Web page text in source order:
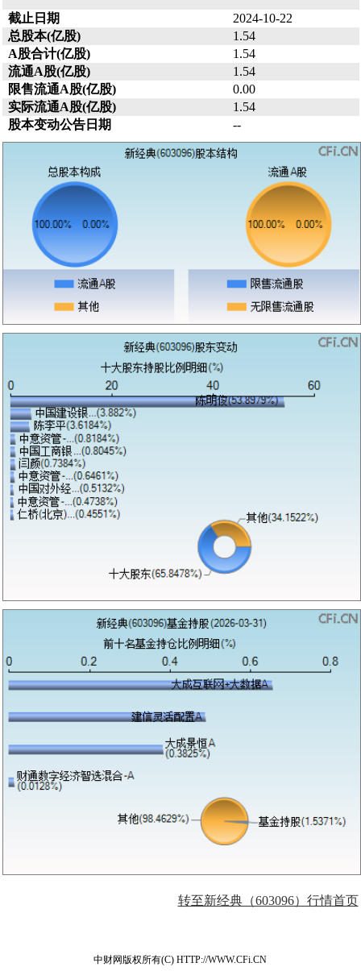
截止日期
2024-10-22
总股本(亿股)
1.54
A股合计(亿股)
1.54
流通A股(亿股)
1.54
限售流通A股(亿股)
0.00
实际流通A股(亿股)
1.54
股本变动公告日期
--
转至新经典（603096）行情首页
中财网版权所有(C) HTTP://WWW.CFi.CN